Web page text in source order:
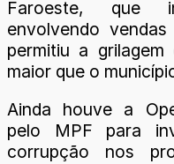
Faroeste, que
envolvendo
permitiu a
maior que o
Ainda houve a
pelo MPF para
corrupção nos